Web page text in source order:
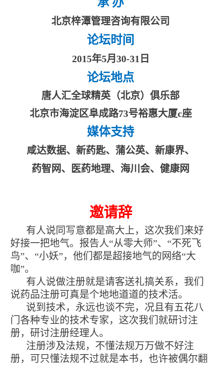
北京梓潭管理咨询有限公司
论坛时间
2015年5月30-31日
论坛地点
唐人汇全球精英（北京）俱乐部
北京市海淀区阜成路73号裕惠大厦c座
媒体支持
咸达数据、新药匙、蒲公英、新康界、
药智网、医药地理、海川会、健康网
邀请辞
有人说同写意都是高大上，这次我们来好
好接一把地气。报告人“从零大师”、“不死飞
鸟”、“小妖”，他们都是超接地气的网络“大
咖”。
有人说做注册就是请客送礼搞关系，我们
说药品注册可真是个地地道道的技术活。
说到技术，永远也谈不完，况且有五花八
门各种专业的技术专家，这次我们就研讨注
册，研讨注册经理人。
注册涉及法规，不懂法规万万做不好注
册，可只懂法规不过就是本书，也许被偶尔翻